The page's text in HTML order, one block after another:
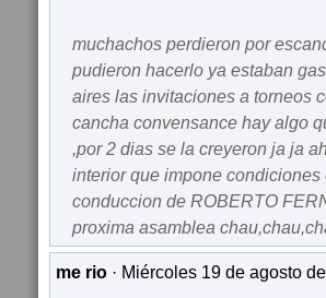
muchachos perdieron por
pudieron hacerlo ya estaban
aires las invitaciones a torneos
cancha convensance hay algo
,por 2 dias se la creyeron ja ja
interior que impone
conduccion de ROBERTO
proxima asamblea
me rio · Miércoles 19 de agosto